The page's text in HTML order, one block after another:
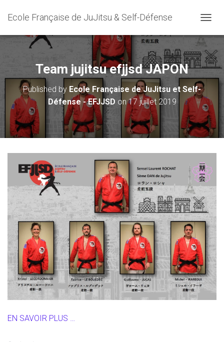
Ecole Française de JuJitsu & Self-Défense
U
R
I
E
R
M
E
R
N
A
V
G
A
T
I
O
N
Team jujitsu efjjsd JAPON
Published by Ecole Française de JuJitsu et Self-
Défense - EFJJSD on17 juillet 2019
EN SAVOIR PLUS …